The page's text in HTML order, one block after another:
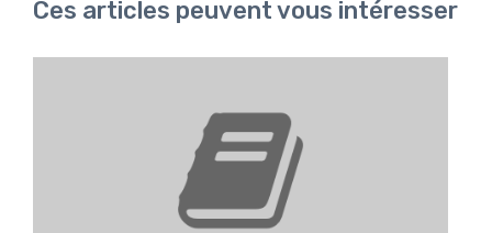
Ces articles peuvent vous intéresser